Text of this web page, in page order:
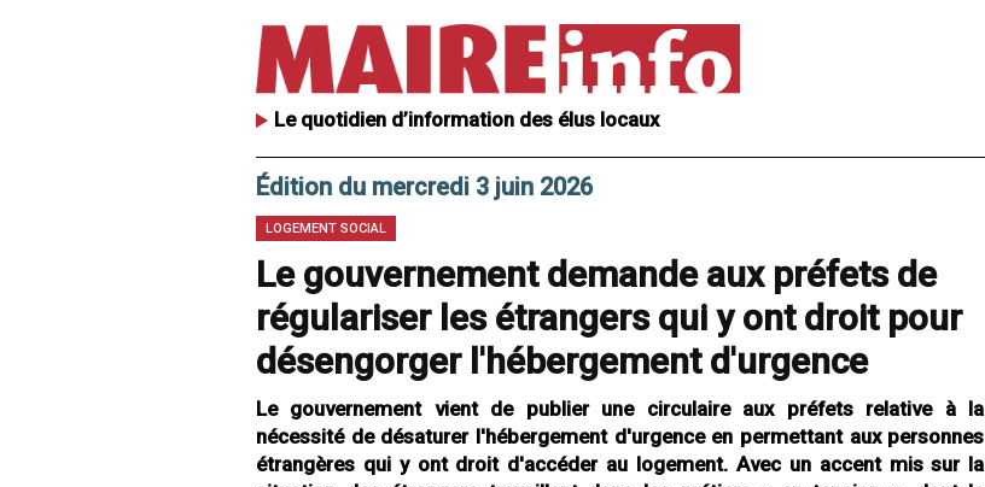
Le quotidien d’information des élus locaux
Édition du mercredi 3 juin 2026
LOGEMENT SOCIAL
Le gouvernement demande aux préfets de
régulariser les étrangers qui y ont droit pour
désengorger l'hébergement d'urgence
Le gouvernement vient de publier une circulaire aux préfets relative à la
nécessité de désaturer l'hébergement d'urgence en permettant aux personnes
étrangères qui y ont droit d'accéder au logement. Avec un accent mis sur la